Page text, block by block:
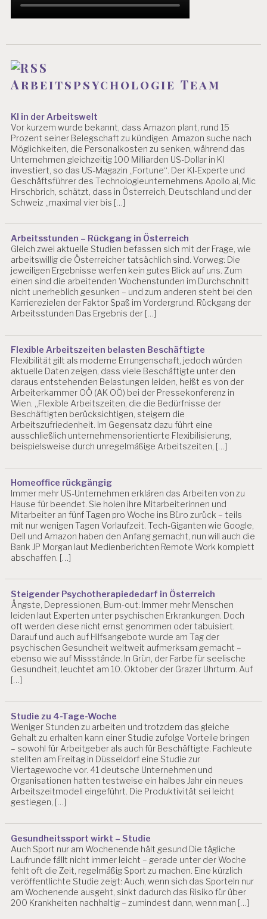
Arbeitspsychologie Team
KI in der Arbeitswelt
Vor kurzem wurde bekannt, dass Amazon plant, rund 15
Prozent seiner Belegschaft zu kündigen. Amazon suche nach
Möglichkeiten, die Personalkosten zu senken, während das
Unternehmen gleichzeitig 100 Milliarden US-Dollar in KI
investiert, so das US-Magazin „Fortune“. Der KI-Experte und
Geschäftsführer des Technologieunternehmens Apollo.ai, Mic
Hirschbrich, schätzt, dass in Österreich, Deutschland und der
Schweiz „maximal vier bis […]
Arbeitsstunden – Rückgang in Österreich
Gleich zwei aktuelle Studien befassen sich mit der Frage, wie
arbeitswillig die Österreicher tatsächlich sind. Vorweg: Die
jeweiligen Ergebnisse werfen kein gutes Blick auf uns. Zum
einen sind die arbeitenden Wochenstunden im Durchschnitt
nicht unerheblich gesunken – und zum anderen steht bei den
Karrierezielen der Faktor Spaß im Vordergrund. Rückgang der
Arbeitsstunden Das Ergebnis der […]
Flexible Arbeitszeiten belasten Beschäftigte
Flexibilität gilt als moderne Errungenschaft, jedoch würden
aktuelle Daten zeigen, dass viele Beschäftigte unter den
daraus entstehenden Belastungen leiden, heißt es von der
Arbeiterkammer OÖ (AK OÖ) bei der Pressekonferenz in
Wien. „Flexible Arbeitszeiten, die die Bedürfnisse der
Beschäftigten berücksichtigen, steigern die
Arbeitszufriedenheit. Im Gegensatz dazu führt eine
ausschließlich unternehmensorientierte Flexibilisierung,
beispielsweise durch unregelmäßige Arbeitszeiten, […]
Homeoffice rückgängig
Immer mehr US-Unternehmen erklären das Arbeiten von zu
Hause für beendet. Sie holen ihre Mitarbeiterinnen und
Mitarbeiter an fünf Tagen pro Woche ins Büro zurück – teils
mit nur wenigen Tagen Vorlaufzeit. Tech-Giganten wie Google,
Dell und Amazon haben den Anfang gemacht, nun will auch die
Bank JP Morgan laut Medienberichten Remote Work komplett
abschaffen. […]
Steigender Psychotherapiededarf in Österreich
Ängste, Depressionen, Burn-out: Immer mehr Menschen
leiden laut Experten unter psychischen Erkrankungen. Doch
oft werden diese nicht ernst genommen oder tabuisiert.
Darauf und auch auf Hilfsangebote wurde am Tag der
psychischen Gesundheit weltweit aufmerksam gemacht –
ebenso wie auf Missstände. In Grün, der Farbe für seelische
Gesundheit, leuchtet am 10. Oktober der Grazer Uhrturm. Auf
[…]
Studie zu 4-Tage-Woche
Weniger Stunden zu arbeiten und trotzdem das gleiche
Gehalt zu erhalten kann einer Studie zufolge Vorteile bringen
– sowohl für Arbeitgeber als auch für Beschäftigte. Fachleute
stellten am Freitag in Düsseldorf eine Studie zur
Viertagewoche vor. 41 deutsche Unternehmen und
Organisationen hatten testweise ein halbes Jahr ein neues
Arbeitszeitmodell eingeführt. Die Produktivität sei leicht
gestiegen, […]
Gesundheitssport wirkt – Studie
Auch Sport nur am Wochenende hält gesund Die tägliche
Laufrunde fällt nicht immer leicht – gerade unter der Woche
fehlt oft die Zeit, regelmäßig Sport zu machen. Eine kürzlich
veröffentlichte Studie zeigt: Auch, wenn sich das Sporteln nur
am Wochenende ausgeht, sinkt dadurch das Risiko für über
200 Krankheiten nachhaltig – zumindest dann, wenn man […]